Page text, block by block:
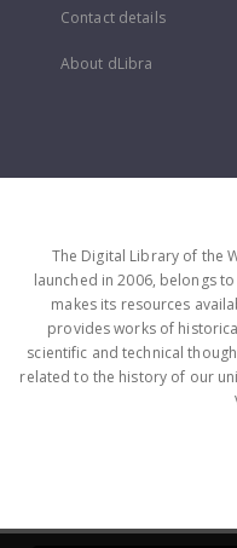
Contact details
About dLibra
The Digital Library of the
launched in 2006, belongs
makes its resources
provides works of
scientific and technical
related to the history of our